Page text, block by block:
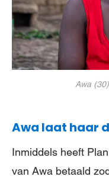
Awa
Awa laat haar
Inmiddels heeft
van Awa betaald